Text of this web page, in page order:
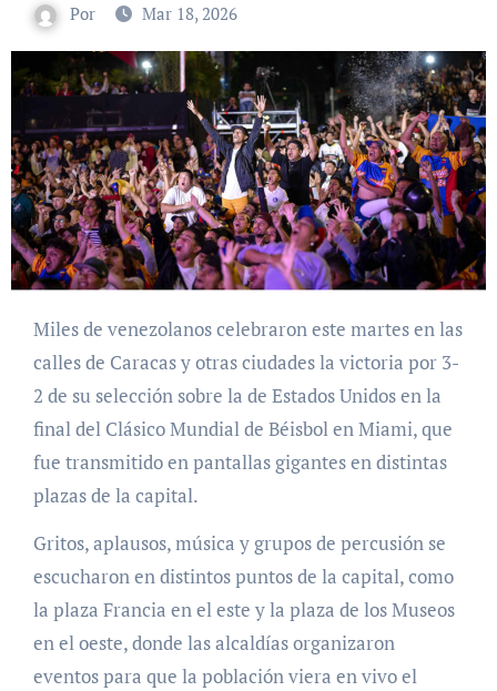
Por Mar 18, 2026
Miles de venezolanos celebraron este martes en las
calles de Caracas y otras ciudades la victoria por 3-
2 de su selección sobre la de Estados Unidos en la
final del Clásico Mundial de Béisbol en Miami, que
fue transmitido en pantallas gigantes en distintas
plazas de la capital.
Gritos, aplausos, música y grupos de percusión se
escucharon en distintos puntos de la capital, como
la plaza Francia en el este y la plaza de los Museos
en el oeste, donde las alcaldías organizaron
eventos para que la población viera en vivo el